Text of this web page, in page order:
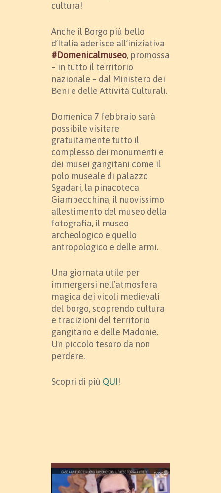
cultura!
Anche il Borgo più bello
d’Italia aderisce all’iniziativa
#Domenicalmuseo, promossa
– in tutto il territorio
nazionale – dal Ministero dei
Beni e delle Attività Culturali.
Domenica 7 febbraio sarà
possibile visitare
gratuitamente tutto il
complesso dei monumenti e
dei musei gangitani come il
polo museale di palazzo
Sgadari, la pinacoteca
Giambecchina, il nuovissimo
allestimento del museo della
fotografia, il museo
archeologico e quello
antropologico e delle armi.
Una giornata utile per
immergersi nell’atmosfera
magica dei vicoli medievali
del borgo, scoprendo cultura
e tradizioni del territorio
gangitano e delle Madonie.
Un piccolo tesoro da non
perdere.
Scopri di più QUI!